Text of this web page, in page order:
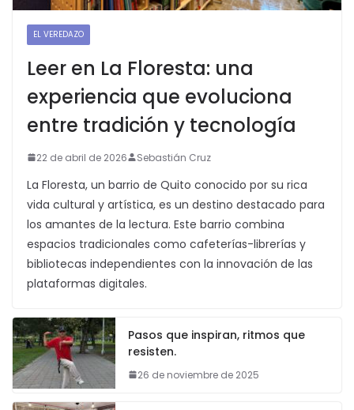
EL VEREDAZO
Leer en La Floresta: una
experiencia que evoluciona
entre tradición y tecnología
22 de abril de 2026 Sebastián Cruz
La Floresta, un barrio de Quito conocido por su rica
vida cultural y artística, es un destino destacado para
los amantes de la lectura. Este barrio combina
espacios tradicionales como cafeterías-librerías y
bibliotecas independientes con la innovación de las
plataformas digitales.
Pasos que inspiran, ritmos que
resisten.
26 de noviembre de 2025